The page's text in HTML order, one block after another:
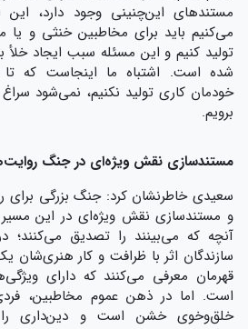
مستندهای این‌چنینی وجود دارد،
می‌کنیم باید برای مخاطبین خنثی و یا
تولید کنیم و این مسئله سبب ایجاد
شده است. اشتباه ما اینجاست که
خودمان کاری تولید نکنیم، نمی‌شود
برویم.
مستندسازی نقش ویژه‌ای در جنگ
سعیدی خاطرنشان کرد: جنگ بزرگی برای
و مستندسازی نقش ویژه‌ای در این مسیر
آنچه که می‌بینند را تصدیق می‌کنند؛
سازندگان اثر با ظرافت و کار
قهرمان معرفی می‌کنند که دارای
است. اما در ذهن عموم مخاطبین،
خلق‌وخوی خشن است و دین‌داری را